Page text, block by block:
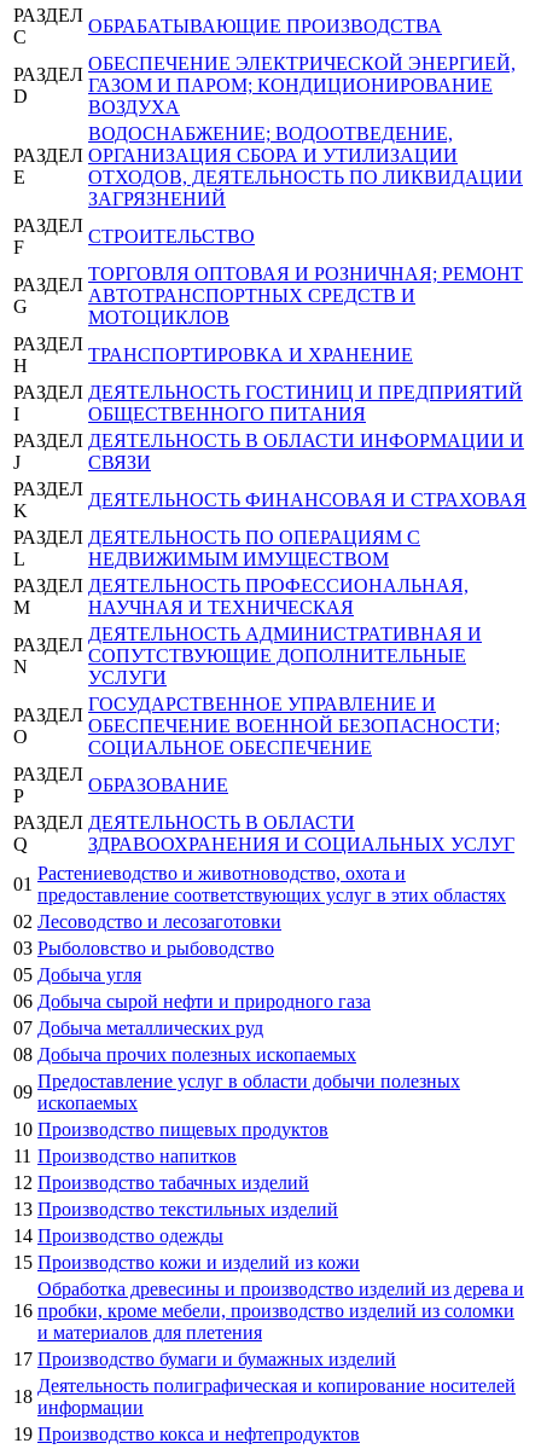
РАЗДЕЛ
C
ОБРАБАТЫВАЮЩИЕ ПРОИЗВОДСТВА
РАЗДЕЛ
D
ОБЕСПЕЧЕНИЕ ЭЛЕКТРИЧЕСКОЙ ЭНЕРГИЕЙ,
ГАЗОМ И ПАРОМ; КОНДИЦИОНИРОВАНИЕ
ВОЗДУХА
РАЗДЕЛ
E
ВОДОСНАБЖЕНИЕ; ВОДООТВЕДЕНИЕ,
ОРГАНИЗАЦИЯ СБОРА И УТИЛИЗАЦИИ
ОТХОДОВ, ДЕЯТЕЛЬНОСТЬ ПО ЛИКВИДАЦИИ
ЗАГРЯЗНЕНИЙ
РАЗДЕЛ
F
СТРОИТЕЛЬСТВО
РАЗДЕЛ
G
ТОРГОВЛЯ ОПТОВАЯ И РОЗНИЧНАЯ; РЕМОНТ
АВТОТРАНСПОРТНЫХ СРЕДСТВ И
МОТОЦИКЛОВ
РАЗДЕЛ
H
ТРАНСПОРТИРОВКА И ХРАНЕНИЕ
РАЗДЕЛ
I
ДЕЯТЕЛЬНОСТЬ ГОСТИНИЦ И ПРЕДПРИЯТИЙ
ОБЩЕСТВЕННОГО ПИТАНИЯ
РАЗДЕЛ
J
ДЕЯТЕЛЬНОСТЬ В ОБЛАСТИ ИНФОРМАЦИИ И
СВЯЗИ
РАЗДЕЛ
K
ДЕЯТЕЛЬНОСТЬ ФИНАНСОВАЯ И СТРАХОВАЯ
РАЗДЕЛ
L
ДЕЯТЕЛЬНОСТЬ ПО ОПЕРАЦИЯМ С
НЕДВИЖИМЫМ ИМУЩЕСТВОМ
РАЗДЕЛ
M
ДЕЯТЕЛЬНОСТЬ ПРОФЕССИОНАЛЬНАЯ,
НАУЧНАЯ И ТЕХНИЧЕСКАЯ
РАЗДЕЛ
N
ДЕЯТЕЛЬНОСТЬ АДМИНИСТРАТИВНАЯ И
СОПУТСТВУЮЩИЕ ДОПОЛНИТЕЛЬНЫЕ
УСЛУГИ
РАЗДЕЛ
O
ГОСУДАРСТВЕННОЕ УПРАВЛЕНИЕ И
ОБЕСПЕЧЕНИЕ ВОЕННОЙ БЕЗОПАСНОСТИ;
СОЦИАЛЬНОЕ ОБЕСПЕЧЕНИЕ
РАЗДЕЛ
P
ОБРАЗОВАНИЕ
РАЗДЕЛ
Q
ДЕЯТЕЛЬНОСТЬ В ОБЛАСТИ
ЗДРАВООХРАНЕНИЯ И СОЦИАЛЬНЫХ УСЛУГ
01
Растениеводство и животноводство, охота и
предоставление соответствующих услуг в этих областях
02 Лесоводство и лесозаготовки
03 Рыболовство и рыбоводство
05 Добыча угля
06 Добыча сырой нефти и природного газа
07 Добыча металлических руд
08 Добыча прочих полезных ископаемых
09
Предоставление услуг в области добычи полезных
ископаемых
10 Производство пищевых продуктов
11 Производство напитков
12 Производство табачных изделий
13 Производство текстильных изделий
14 Производство одежды
15 Производство кожи и изделий из кожи
16
Обработка древесины и производство изделий из дерева и
пробки, кроме мебели, производство изделий из соломки
и материалов для плетения
17 Производство бумаги и бумажных изделий
18
Деятельность полиграфическая и копирование носителей
информации
19 Производство кокса и нефтепродуктов